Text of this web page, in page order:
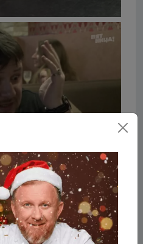
после
Константина